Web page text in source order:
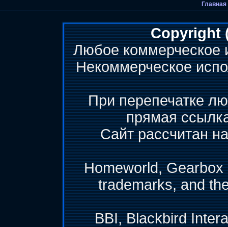
Главная
Copyright
Любое коммерческое
Некоммерческое
При перепечатке
прямая
Сайт рассчитан
Homeworld,
trademarks, and
BBI, Blackbird